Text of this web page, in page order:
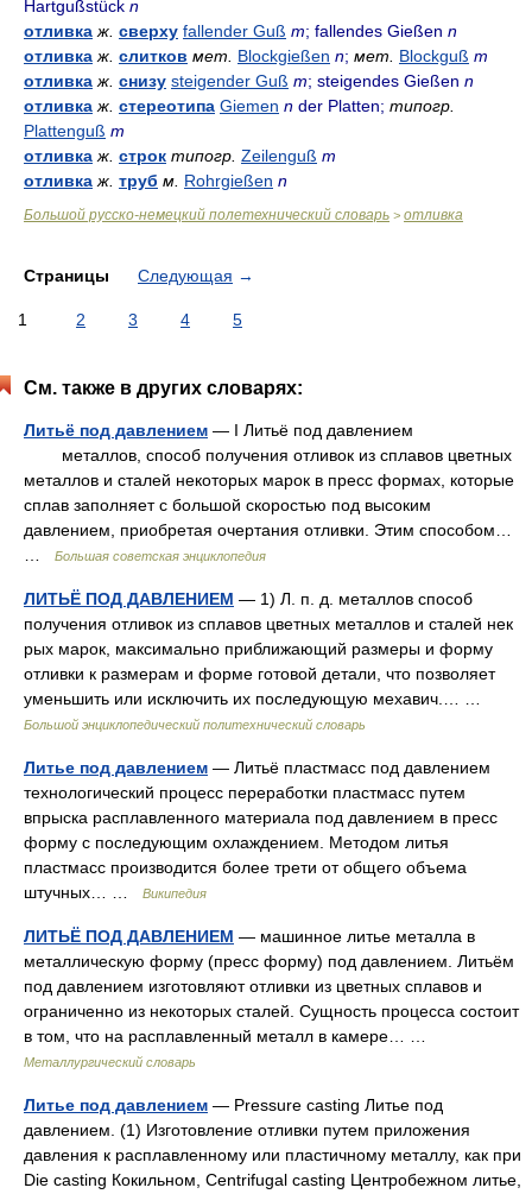
Hartgußstück n
отливка ж. сверху fallender Guß m; fallendes Gießen n
отливка ж. слитков мет. Blockgießen n; мет. Blockguß m
отливка ж. снизу steigender Guß m; steigendes Gießen n
отливка ж. стереотипа Giemen n der Platten; типогр.
Plattenguß m
отливка ж. строк типогр. Zeilenguß m
отливка ж. труб м. Rohrgießen n
Большой русско-немецкий полетехнический словарь > отливка
Страницы Следующая →
1 2 3 4 5
См. также в других словарях:
Литьё под давлением — I Литьё под давлением
металлов, способ получения отливок из сплавов цветных
металлов и сталей некоторых марок в пресс формах, которые
сплав заполняет с большой скоростью под высоким
давлением, приобретая очертания отливки. Этим способом…
Большая советская энциклопедия
ЛИТЬЁ ПОД ДАВЛЕНИЕМ — 1) Л. п. д. металлов способ
получения отливок из сплавов цветных металлов и сталей нек
рых марок, максимально приближающий размеры и форму
отливки к размерам и форме готовой детали, что позволяет
уменьшить или исключить их последующую мехавич.… …
Большой энциклопедический политехнический словарь
Литье под давлением — Литьё пластмасс под давлением
технологический процесс переработки пластмасс путем
впрыска расплавленного материала под давлением в пресс
форму с последующим охлаждением. Методом литья
пластмасс производится более трети от общего объема
штучных… …
Википедия
ЛИТЬЁ ПОД ДАВЛЕНИЕМ — машинное литье металла в
металлическую форму (пресс форму) под давлением. Литьём
под давлением изготовляют отливки из цветных сплавов и
ограниченно из некоторых сталей. Сущность процесса состоит
в том, что на расплавленный металл в камере… …
Металлургический словарь
Литье под давлением — Pressure casting Литье под
давлением. (1) Изготовление отливки путем приложения
давления к расплавленному или пластичному металлу, как при
Die casting Кокильном, Centrifugal casting Центробежном литье,